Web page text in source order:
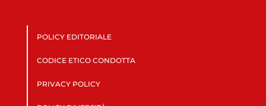
POLICY EDITORIALE
CODICE ETICO CONDOTTA
PRIVACY POLICY